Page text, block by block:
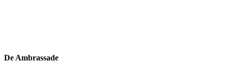
De Ambrassade